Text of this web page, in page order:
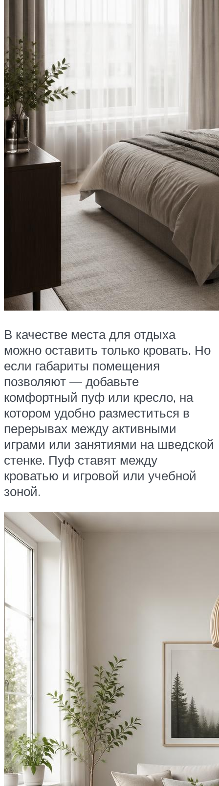
В качестве места для отдыха
можно оставить только кровать. Но
если габариты помещения
позволяют — добавьте
комфортный пуф или кресло, на
котором удобно разместиться в
перерывах между активными
играми или занятиями на шведской
стенке. Пуф ставят между
кроватью и игровой или учебной
зоной.